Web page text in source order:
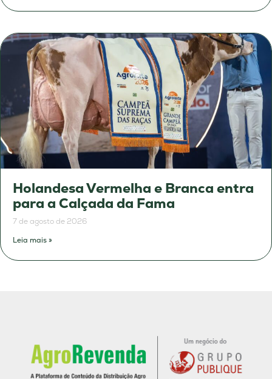
Holandesa Vermelha e Branca entra
para a Calçada da Fama
7 de agosto de 2026
Leia mais »